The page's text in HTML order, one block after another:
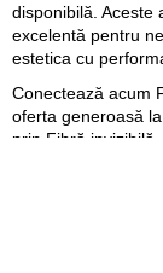
disponibilă. Aceste
excelentă pentru
estetica cu
Conectează acum
oferta generoasă
prin Fibră invizibilă.